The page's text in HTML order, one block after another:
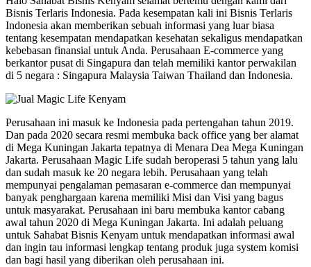
Bisnis Terlaris Indonesia. Pada kesempatan kali ini Bisnis Terlaris
Indonesia akan memberikan sebuah informasi yang luar biasa
tentang kesempatan mendapatkan kesehatan sekaligus mendapatkan
kebebasan finansial untuk Anda. Perusahaan E-commerce yang
berkantor pusat di Singapura dan telah memiliki kantor perwakilan
di 5 negara : Singapura Malaysia Taiwan Thailand dan Indonesia.
Perusahaan ini masuk ke Indonesia pada pertengahan tahun 2019.
Dan pada 2020 secara resmi membuka back office yang ber alamat
di Mega Kuningan Jakarta tepatnya di Menara Dea Mega Kuningan
Jakarta. Perusahaan Magic Life sudah beroperasi 5 tahun yang lalu
dan sudah masuk ke 20 negara lebih. Perusahaan yang telah
mempunyai pengalaman pemasaran e-commerce dan mempunyai
banyak penghargaan karena memiliki Misi dan Visi yang bagus
untuk masyarakat. Perusahaan ini baru membuka kantor cabang
awal tahun 2020 di Mega Kuningan Jakarta. Ini adalah peluang
untuk Sahabat Bisnis Kenyam untuk mendapatkan informasi awal
dan ingin tau informasi lengkap tentang produk juga system komisi
dan bagi hasil yang diberikan oleh perusahaan ini.